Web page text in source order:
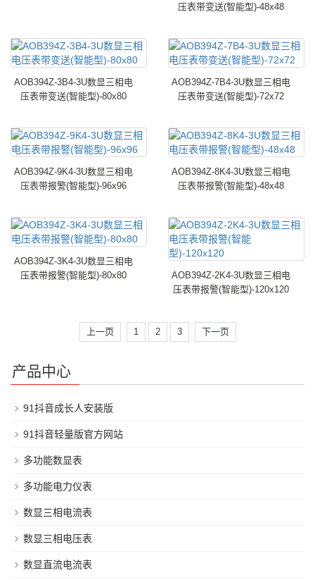
压表带变送(智能型)-48x48
AOB394Z-3B4-3U数显三相电
压表带变送(智能型)-80x80
AOB394Z-7B4-3U数显三相电
压表带变送(智能型)-72x72
AOB394Z-9K4-3U数显三相电
压表带报警(智能型)-96x96
AOB394Z-8K4-3U数显三相电
压表带报警(智能型)-48x48
AOB394Z-3K4-3U数显三相电
压表带报警(智能型)-80x80
AOB394Z-2K4-3U数显三相电
压表带报警(智能型)-120x120
上一页 1 2 3 下一页
产品中心
91抖音成长人安装版
91抖音轻量版官方网站
多功能数显表
多功能电力仪表
数显三相电流表
数显三相电压表
数显直流电流表